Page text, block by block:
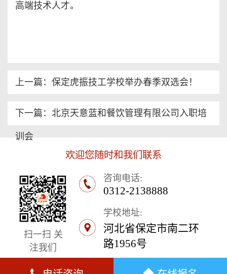
高端技术人才。
上一篇：保定虎振技工学校举办春季双选会！
下一篇：北京天意蓝和餐饮管理有限公司入职培
训会
欢迎您随时和我们联系
扫一扫 关
注我们
咨询电话:
0312-2138888
学校地址:
河北省保定市南二环
路1956号